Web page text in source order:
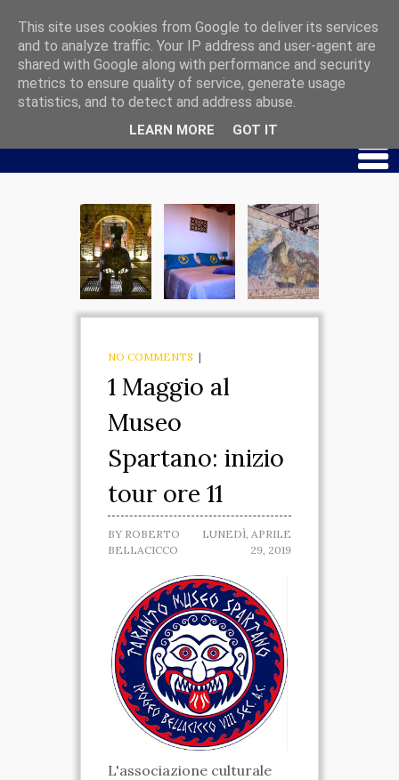
HOME
CHI SIAMO
PALAZZO MAR PICCOLO
APPARTAMENTO
APPARTAMENTO
APPARTAMENTO
MUSEO IPOGEO
MUSEO IPOGEO
VISITE ED ESCURSIONI
RICONOSCIMENTI
NO COMMENTS |
1 Maggio al
Museo
Spartano: inizio
tour ore 11
BY ROBERTO
BELLACICCO
LUNEDÌ, APRILE
29, 2019
L'associazione culturale
This site uses cookies from Google to deliver its services
and to analyze traffic. Your IP address and user-agent are
shared with Google along with performance and security
metrics to ensure quality of service, generate usage
statistics, and to detect and address abuse.
LEARN MORE GOT IT